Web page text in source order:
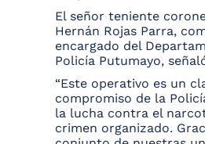
El señor teniente
Hernán Rojas Parra,
encargado del
Policía Putumayo,
“Este operativo es un
compromiso de la
la lucha contra el
crimen organizado.